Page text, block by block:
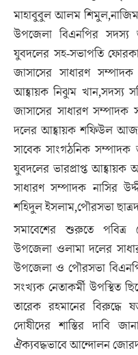
মাহাবুবুল আলম শিমুল,নাজিম
উপজেলা বিএনপির সদস্য
যুবদলের সহ-সভাপতি
জাসাসের সাধারণ
আহ্বায়ক নিঝুম খান,সদস্য
জাসাসের সাধারণ সম্পাদক
দলের আহ্বায়ক শফিউল আজম
সাবেক সাংগঠনিক
যুবদলের ভারপ্রাপ্ত
সাধারণ সম্পাদক নাসির
শহিদুল ইসলাম,পৌরসভা
সমাবেশের শুরুতে
উপজেলা ওলামা দলের
উপজেলা ও পৌরসভা
সংখ্যক নেতাকর্মী উপস্থিত
তারেক রহমানের বিরুদ্ধে
দোষীদের শাস্তির দাবি
ঐক্যবদ্ধভাবে আন্দোলন